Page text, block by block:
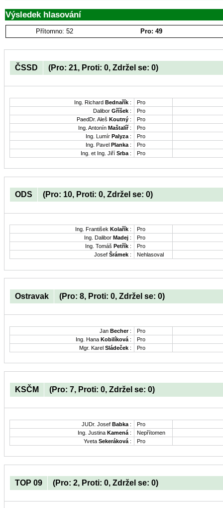
Výsledek hlasování
Přítomno: 52 Pro: 49
ČSSD (Pro: 21, Proti: 0, Zdržel se: 0)
Ing. Richard Bednařík :
Pro
Dalibor Gříšek :
Pro
PaedDr. Aleš Koutný :
Pro
Ing. Antonín Maštalíř:
Pro
Ing. Lumír Palyza :
Pro
Ing. Pavel Planka :
Pro
Ing. et Ing. Jiří Srba : Pro
ODS (Pro: 10, Proti: 0, Zdržel se: 0)
Ing. František Kolařík :
Pro
Ing. Dalibor Madej :
Pro
Ing. Tomáš Petřík :
Pro
Josef Šrámek : Nehlasoval
Ostravak (Pro: 8, Proti: 0, Zdržel se: 0)
Jan Becher:
Pro
Ing. Hana Kobilíková :
Pro
Mgr. Karel Sládeček : Pro
KSČM (Pro: 7, Proti: 0, Zdržel se: 0)
JUDr. Josef Babka :
Pro
Ing. Justina Kamená :
Nepřítomen
Yveta Sekeráková : Pro
TOP 09 (Pro: 2, Proti: 0, Zdržel se: 0)